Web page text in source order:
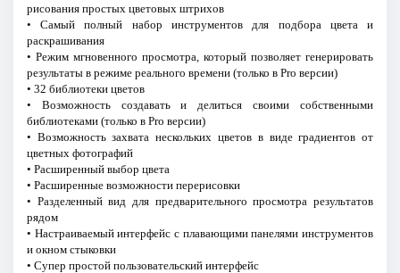
рисования простых цветовых штрихов
• Самый полный набор инструментов для подбора цвета и
раскрашивания
• Режим мгновенного просмотра, который позволяет генерировать
результаты в режиме реального времени (только в Pro версии)
• 32 библиотеки цветов
• Возможность создавать и делиться своими собственными
библиотеками (только в Pro версии)
• Возможность захвата нескольких цветов в виде градиентов от
цветных фотографий
• Расширенный выбор цвета
• Расширенные возможности перерисовки
• Разделенный вид для предварительного просмотра результатов
рядом
• Настраиваемый интерфейс с плавающими панелями инструментов
и окном стыковки
• Супер простой пользовательский интерфейс